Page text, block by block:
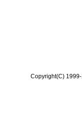
Copyright(C)